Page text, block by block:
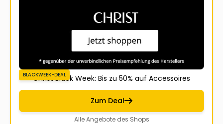
BLACKWEEK-DEAL
Christ Black Week: Bis zu 50% auf Accessoires
Zum Deal
Alle Angebote des Shops